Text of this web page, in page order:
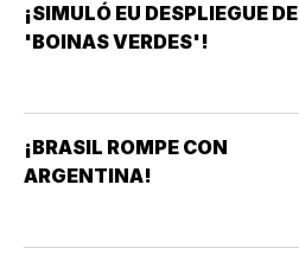
¡SIMULÓ EU DESPLIEGUE DE
'BOINAS VERDES'!
¡BRASIL ROMPE CON
ARGENTINA!